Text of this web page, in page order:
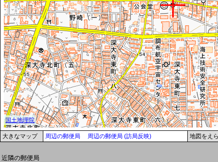
大きなマップ 周辺の郵便局 周辺の郵便局 (訪局反映) 地図をえ
近隣の郵便局